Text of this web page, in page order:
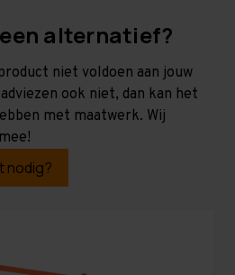
alternatief?
niet voldoen aan jouw
ook niet, dan kan het
met maatwerk. Wij
nodig?